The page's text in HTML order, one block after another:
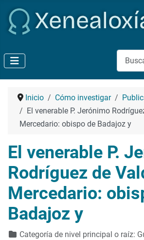
Buscar
Inicio Cómo investigar
El venerable P. Jerónimo
Mercedario: obispo de Badajoz y
El venerable P.
Rodríguez de
Mercedario:
Badajoz y
Detalles
Categoría de nivel principal o raíz: